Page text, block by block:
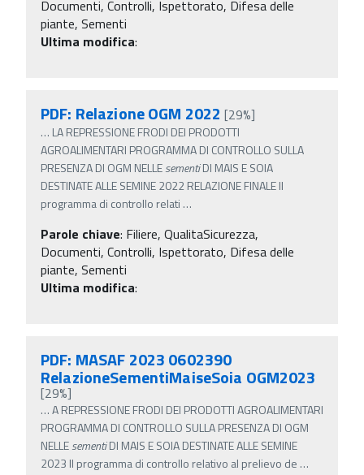
Documenti, Controlli, Ispettorato, Difesa delle
piante, Sementi
Ultima modifica:
PDF: Relazione OGM 2022 [29%]
… LA REPRESSIONE FRODI DEI PRODOTTI
AGROALIMENTARI PROGRAMMA DI CONTROLLO SULLA
PRESENZA DI OGM NELLEsementiDI MAIS E SOIA
DESTINATE ALLE SEMINE 2022 RELAZIONE FINALE Il
programma di controllo relati …
Parole chiave: Filiere, QualitaSicurezza,
Documenti, Controlli, Ispettorato, Difesa delle
piante, Sementi
Ultima modifica:
PDF: MASAF 2023 0602390
RelazioneSementiMaiseSoia OGM2023
[29%]
…A REPRESSIONE FRODI DEI PRODOTTI AGROALIMENTARI
PROGRAMMA DI CONTROLLO SULLA PRESENZA DI OGM
NELLEsementiDI MAIS E SOIA DESTINATE ALLE SEMINE
2023 Il programma di controllo relativo al prelievo de …